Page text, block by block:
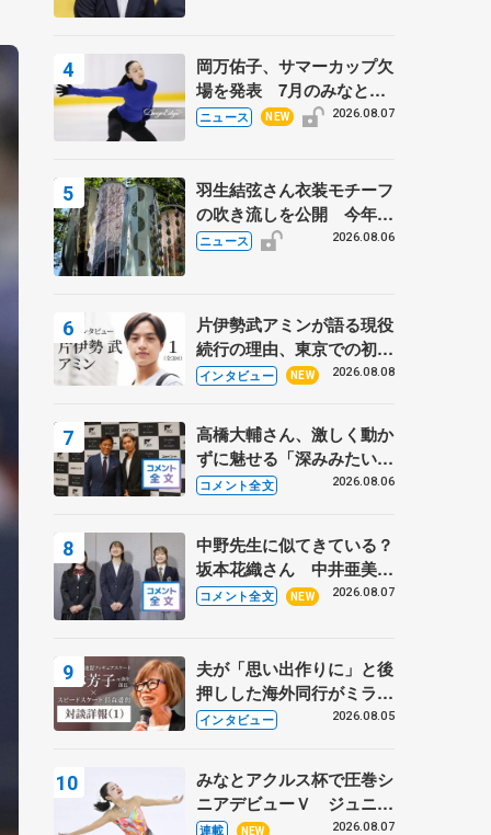
岡万佑子、サマーカップ欠
場を発表 7月のみなとア
クルス杯は腰痛の影響で
ニュース NEW 2026.08.07
羽生結弦さん衣装モチーフ
の吹き流しを公開 今年は
「春よ、来い」、仙台の瑞
ニュース 2026.08.06
片伊勢武アミンが語る現役
続行の理由、東京での初め
ての一人暮らし 注目スケ
インタビュー NEW 2026.08.08
高橋大輔さん、激しく動か
ずに魅せる「深みみたいな
ものは出てきている？」
ド野村忠宏さんと和気あい
あい
コメント全文 2026.08.06
中野先生に似てきている？
坂本花織さん 中井亜美は
クリケットのサマーキャン
部科学省スポーツ表彰
式】
コメント全文 NEW 2026.08.07
夫が「思い出作りに」と後
押しした海外同行がミラノ
まで… 繁華街のリンクで
に 小林芳子さんが振り返
るスケート人生
インタビュー 2026.08.05
みなとアクルス杯で圧巻シ
ニアデビューＶ ジュニア
で４シーズン無敗の島田麻
連載 NEW 2026.08.07